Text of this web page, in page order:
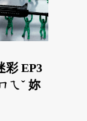
彩 EP3
ㄟˇ 妳